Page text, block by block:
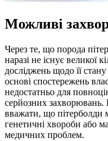
Можливі
Через те, що порода
наразі не існує великої
досліджень щодо її
основі спостережень
недостатньо для
серйозних захворювань.
вважати, що пітерболди
генетичні хвороби або
медичних проблем.